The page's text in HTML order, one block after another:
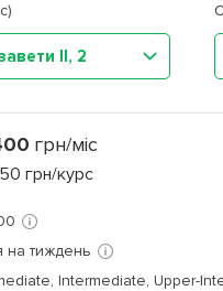
ІІ, 2
грн/міс
грн/курс
на тиждень
Intermediate, Upper-